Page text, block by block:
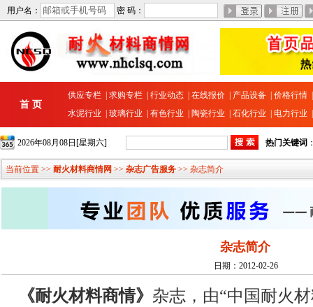
用户名： 密 码：
首 页
供应专栏 求购专栏 行业动态 在线报价 产品设备 价格行情
水泥行业
玻璃行业 有色行业 陶瓷行业 石化行业 电力行业
2026年08月08日[星期六] 热门关键词
当前位置 >> 耐火材料商情网 >> 杂志广告服务 >> 杂志简介
杂志简介
日期：2012-02-26
《耐火材料商情》 杂志，由“中国耐火